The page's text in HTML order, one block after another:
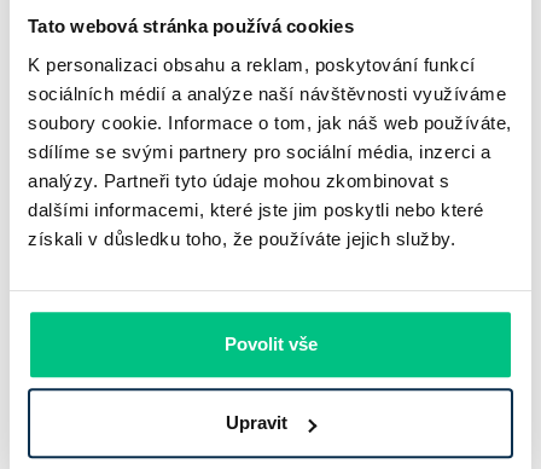
Tato webová stránka používá cookies
K personalizaci obsahu a reklam, poskytování funkcí
sociálních médií a analýze naší návštěvnosti využíváme
soubory cookie. Informace o tom, jak náš web používáte,
sdílíme se svými partnery pro sociální média, inzerci a
analýzy. Partneři tyto údaje mohou zkombinovat s
dalšími informacemi, které jste jim poskytli nebo které
získali v důsledku toho, že používáte jejich služby.
Povolit vše
Upravit
Chaty a chalupy v ČR zdražují, nabídka
Český trh rekreačních nemovitostí letos ukazuje nečekanou
odolnost. Chaty a chalupy podle čerstvých dat za poslední